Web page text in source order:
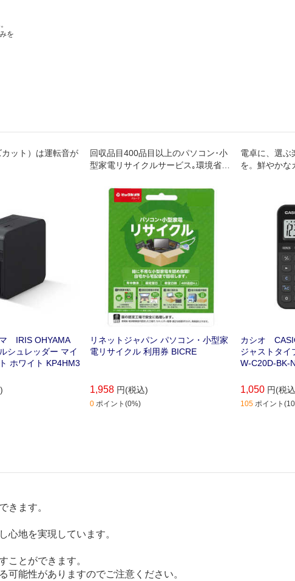
を
ット）は運転音が
IRIS OHYAMA
シュレッダー マイ
ホワイト KP4HM3
回収品目400品目以上のパソコン･小
型家電リサイクルサービス｡環境省･
リティ管理･適正な処理が行われ､再
資源化されます｡年中無休｡自宅から
宅配便で回収します｡
リネットジャパン パソコン・小型家
電リサイクル 利用券 BICRE
1,958 円(税込)
0 ポイント(0%)
電卓に、選ぶ
を。鮮やかな
カシオ
ジャストタイ
W-C20D-BK-
1,050 円(税
105 ポイント
きます。
心地を実現しています。
ことができます。
可能性がありますのでご注意ください。